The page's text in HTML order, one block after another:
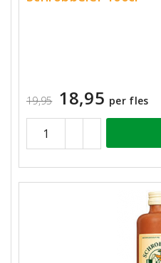
19,95 18,95 per fles